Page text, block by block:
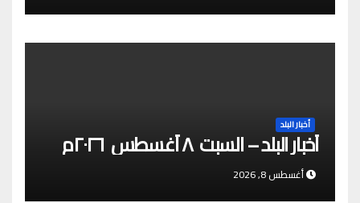
أخبار البلد
أخبار البلد – السبت ٨ أغسطس ٢٠٢٦م
أغسطس 8, 2026